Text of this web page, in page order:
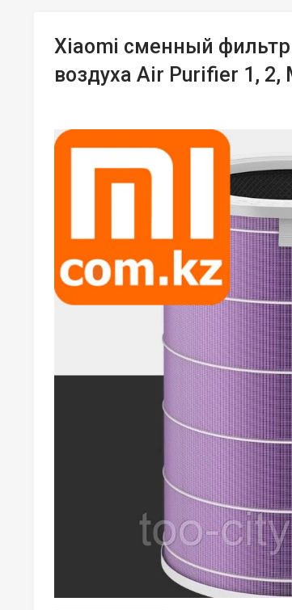
Xiaomi сменный фильтр
воздуха Air Purifier 1, 2,